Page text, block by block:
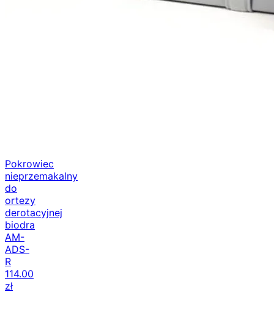
Pokrowiec
nieprzemakalny
do
ortezy
derotacyjnej
biodra
AM-
ADS-
R
114.00
zł